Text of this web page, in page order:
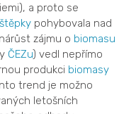
a proto se
štěpky pohybovala nad
zájmu o biomasu
ČEZu) vedl nepřímo
produkci biomasy
trend je možno
letošních